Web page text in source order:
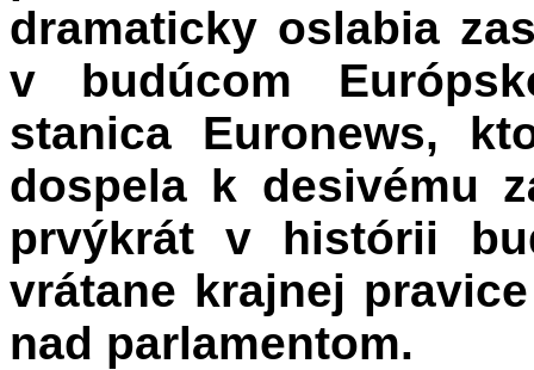
dramaticky oslabia
v budúcom
stanica Euronews,
dospela k desivému
prvýkrát v histórii
vrátane krajnej
nad parlamentom.